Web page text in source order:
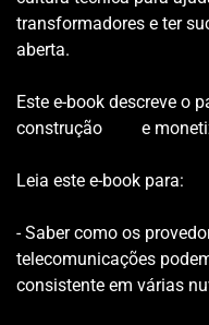
transformadores e ter
aberta.
Este e-book descreve o
construção         e
Leia este e-book para:
- Saber como os
telecomunicações
consistente em várias